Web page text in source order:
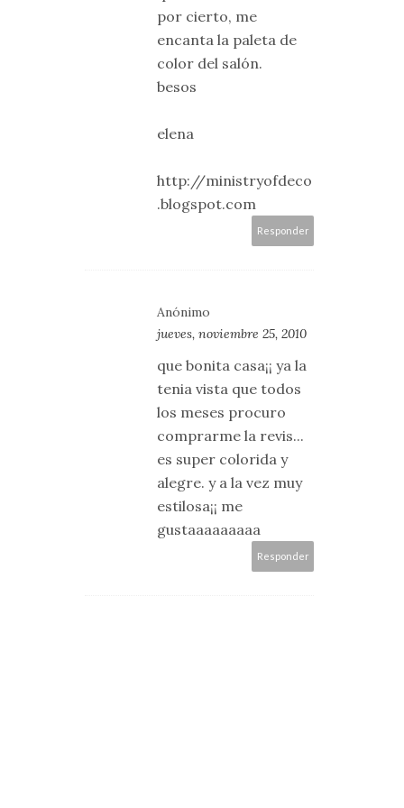
por cierto, me
encanta la paleta de
color del salón.
besos
elena
http://ministryofdeco
.blogspot.com
Responder
Anónimo
jueves, noviembre 25, 2010
que bonita casa¡¡ ya la
tenia vista que todos
los meses procuro
comprarme la revis...
es super colorida y
alegre. y a la vez muy
estilosa¡¡ me
gustaaaaaaaaa
Responder